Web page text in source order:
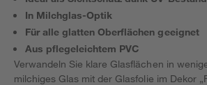
In Milchglas-Optik
Für alle glatten Oberflächen geeignet
Aus pflegeleichtem PVC
Verwandeln Sie klare Glasflächen in
milchiges Glas mit der Glasfolie im Dekor